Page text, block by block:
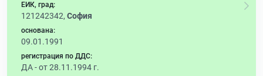
ЕИК, град:
121242342, София
основана:
09.01.1991
регистрация по ДДС:
ДА - от 28.11.1994 г.